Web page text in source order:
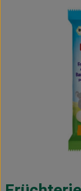
Vorratskammer
Haus, Garten &
Lieferservice